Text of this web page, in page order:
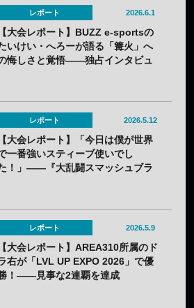
レポート 2026.6.1
【大会レポート】BUZZ e-sportsの
いけい・へろーが語る「篝火」へ
悔しさと覚悟——独占インタビュ
レポート 2026.5.12
【大会レポート】「今日は僕が世界
一番強いスティーブ使いでし
！」――『大乱闘スマッシュブラ
！
レポート 2026.5.9
【大会レポート】AREA310所属のド
右が「LVL UP EXPO 2026」で優
！——見事な2連覇を達成